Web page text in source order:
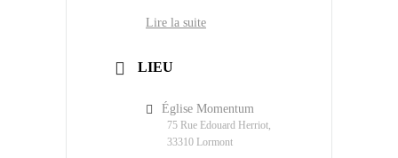
Lire la suite
LIEU
Église Momentum
75 Rue Edouard Herriot,
33310 Lormont